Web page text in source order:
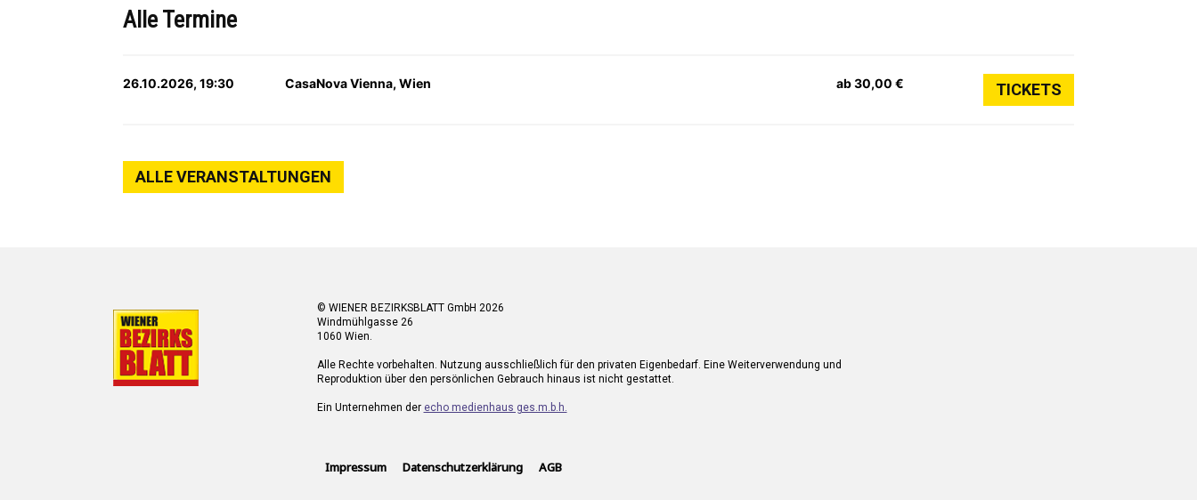
Alle Termine
26.10.2026, 19:30 CasaNova Vienna, Wien ab 30,00 € TICKETS
ALLE VERANSTALTUNGEN
© WIENER BEZIRKSBLATT GmbH 2026
Windmühlgasse 26
1060 Wien.
Alle Rechte vorbehalten. Nutzung ausschließlich für den privaten Eigenbedarf. Eine Weiterverwendung und
Reproduktion über den persönlichen Gebrauch hinaus ist nicht gestattet.
Ein Unternehmen der echo medienhaus ges.m.b.h.
Impressum Datenschutzerklärung AGB